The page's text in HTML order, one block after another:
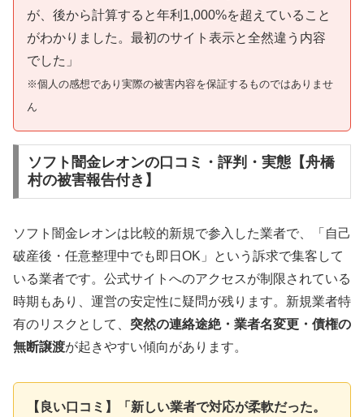
が、後から計算すると年利1,000%を超えていること
がわかりました。最初のサイト表示と全然違う内容
でした」
※個人の感想であり実際の被害内容を保証するものではありませ
ん
ソフト闇金レオンの口コミ・評判・実態【舟橋
村の被害報告付き】
ソフト闇金レオンは比較的新規で参入した業者で、「自己
破産後・任意整理中でも即日OK」という訴求で集客して
いる業者です。公式サイトへのアクセスが制限されている
時期もあり、運営の安定性に疑問が残ります。新規業者特
有のリスクとして、 突然の連絡途絶・業者名変更・債権の
無断譲渡が起きやすい傾向があります。
【良い口コミ】「新しい業者で対応が柔軟だった。